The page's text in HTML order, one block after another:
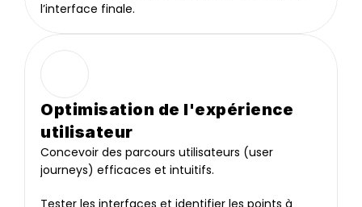
l’interface finale.
Optimisation de l'expérience
utilisateur
Concevoir des parcours utilisateurs (user
journeys) efficaces et intuitifs.
Tester les interfaces et identifier les points à